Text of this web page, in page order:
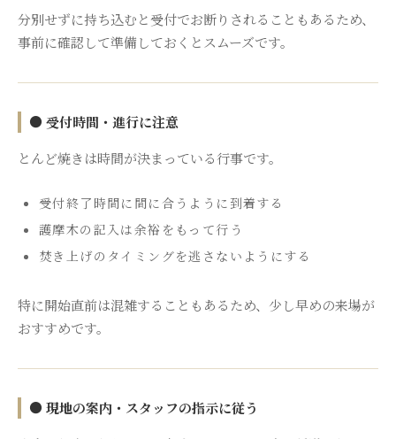
分別せずに持ち込むと受付でお断りされることもあるため、
事前に確認して準備しておくとスムーズです。
● 受付時間・進行に注意
とんど焼きは時間が決まっている行事です。
受付終了時間に間に合うように到着する
護摩木の記入は余裕をもって行う
焚き上げのタイミングを逃さないようにする
特に開始直前は混雑することもあるため、少し早めの来場が
おすすめです。
● 現地の案内・スタッフの指示に従う